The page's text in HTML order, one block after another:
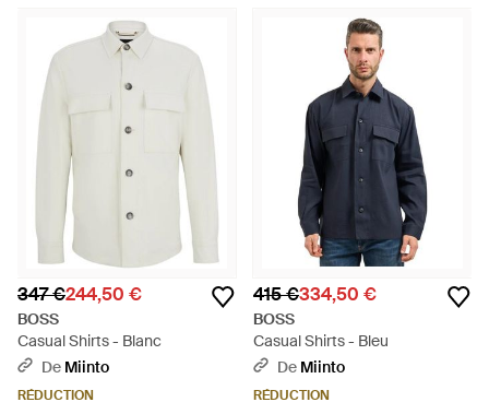
347 €244,50 €
BOSS
Casual Shirts - Blanc
De Miinto
RÉDUCTION
415 €334,50 €
BOSS
Casual Shirts - Bleu
De Miinto
RÉDUCTION